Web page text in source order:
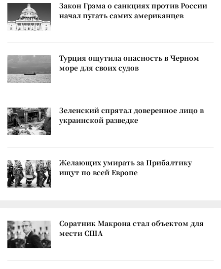
Закон Грэма о санкциях против России
начал пугать самих американцев
Турция ощутила опасность в Черном
море для своих судов
Зеленский спрятал доверенное лицо в
украинской разведке
Желающих умирать за Прибалтику
ищут по всей Европе
Соратник Макрона стал объектом для
мести США